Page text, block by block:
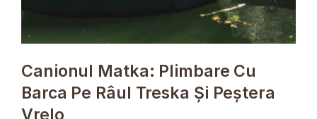
Canionul Matka: Plimbare Cu
Barca Pe Râul Treska Și Peștera
Vrelo